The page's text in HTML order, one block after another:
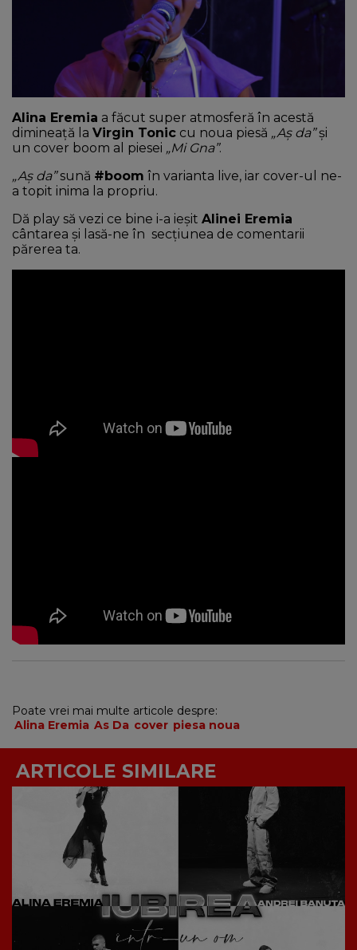
CONTUL MEU
Alina Eremia a făcut super atmosferă în acestă
dimineață la Virgin Tonic cu noua piesă „Aș da”și
un cover boom al piesei „Mi Gna”.
„Aș da”sună #boom în varianta live, iar cover-ul ne-
a topit inima la propriu.
Dă play să vezi ce bine i-a ieșit Alinei Eremia
cântarea și lasă-ne în secțiunea de comentarii
părerea ta.
Poate vrei mai multe articole despre:
Alina Eremia As Da cover piesa noua
ARTICOLE SIMILARE